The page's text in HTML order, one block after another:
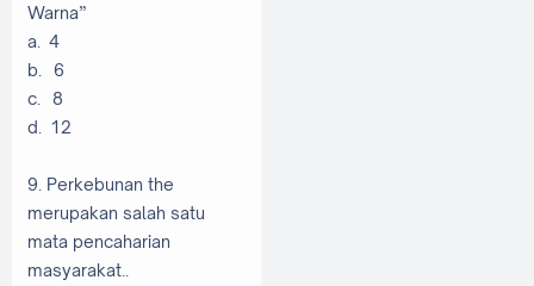
Warna”
a. 4
b. 6
c. 8
d. 12
9. Perkebunan the
merupakan salah satu
mata pencaharian
masyarakat..